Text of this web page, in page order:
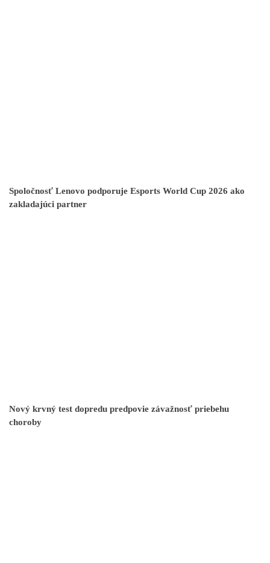
Spoločnosť Lenovo podporuje Esports World Cup 2026 ako
zakladajúci partner
Nový krvný test dopredu predpovie závažnosť priebehu
choroby